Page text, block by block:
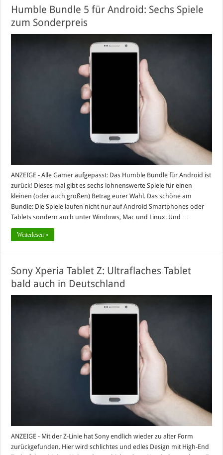
Humble Bundle 5 für Android: Sechs Spiele
zum Sonderpreis
ANZEIGE - Alle Gamer aufgepasst: Das Humble Bundle für Android ist
zurück! Dieses mal gibt es sechs lohnenswerte Spiele für einen
kleinen (oder auch großen) Betrag eurer Wahl. Das schöne am
Bundle: Die Spiele laufen nicht nur auf Android Smartphones oder
Tablets sondern auch unter Windows, Mac und Linux. Und …
Weiterlesen »
Sony Xperia Tablet Z: Ultraflaches Tablet
bald auch in Deutschland
ANZEIGE - Mit der Z-Linie hat Sony endlich wieder zu alter Form
zurückgefunden. Hier wird schlichtes und edles Design mit High-End